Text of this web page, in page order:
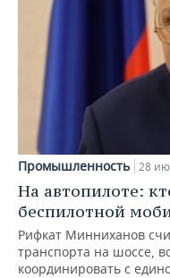
Промышленность 28
На автопилоте:
беспилотной
Рифкат Минниханов
транспорта на шоссе,
координировать с